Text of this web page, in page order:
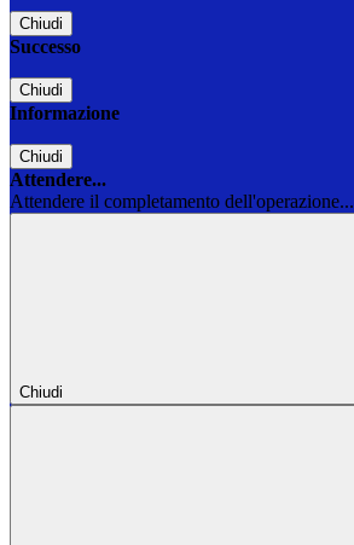
Chiudi
Successo
Chiudi
Informazione
Chiudi
Attendere...
Attendere il completamento dell'operazione...
Chiudi